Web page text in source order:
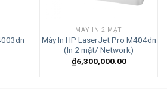
MÁY IN 2 MẶT
Máy In HP LaserJet Pro M404dn
(In 2 mặt/ Network)
₫6,300,000.00